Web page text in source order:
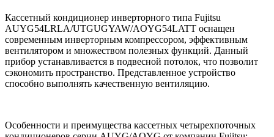
Кассетный кондиционер инверторного типа Fujitsu
AUYG54LRLA/UTGUGYAW/AOYG54LATT оснащен
современным инверторным компрессором, эффективным
вентилятором и множеством полезных функций. Данный
прибор устанавливается в подвесной потолок, что позволит
сэкономить пространство. Представленное устройство
способно выполнять качественную вентиляцию.
Особенности и преимущества кассетных четырехпоточных